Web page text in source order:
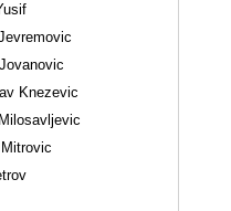
Knezevic